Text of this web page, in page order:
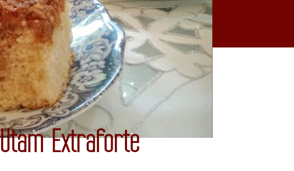
Extraforte